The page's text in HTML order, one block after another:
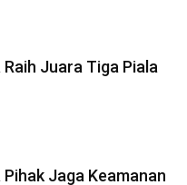
Juara Tiga Piala
Jaga Keamanan